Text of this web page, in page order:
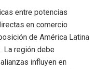
entre potencias
en comercio
de América Latina
La región debe
influyen en